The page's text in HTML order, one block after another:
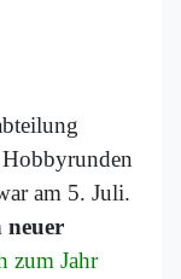
Hobbyrunden
am 5. Juli.
neuer
zum Jahr